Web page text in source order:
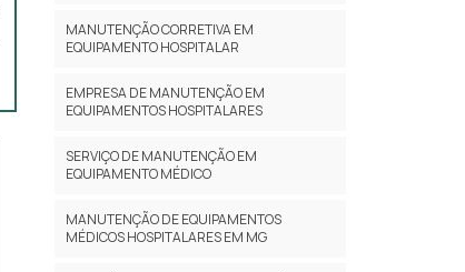
MANUTENÇÃO CORRETIVA EM
EQUIPAMENTO HOSPITALAR
EMPRESA DE MANUTENÇÃO EM
EQUIPAMENTOS HOSPITALARES
SERVIÇO DE MANUTENÇÃO EM
EQUIPAMENTO MÉDICO
MANUTENÇÃO DE EQUIPAMENTOS
MÉDICOS HOSPITALARES EM MG